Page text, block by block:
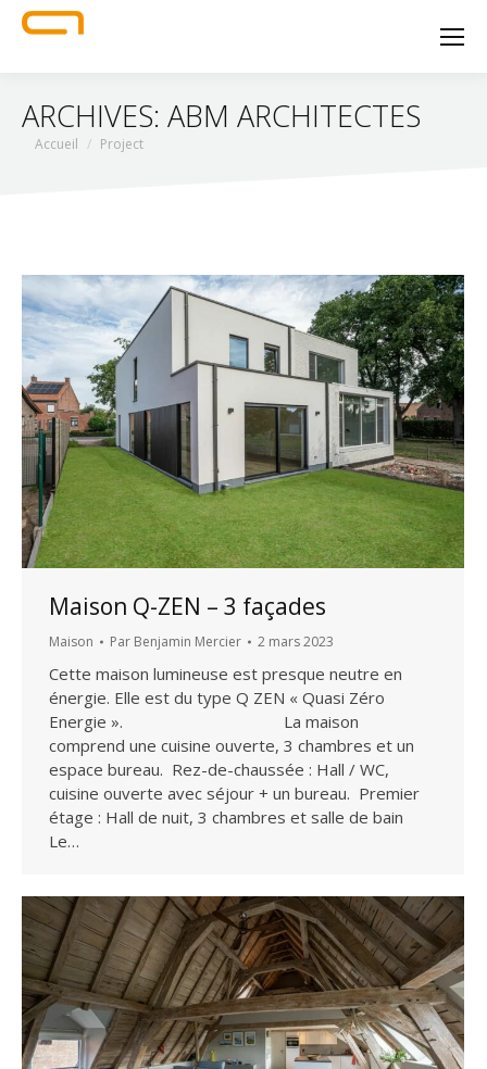
ARCHIVES: ABM ARCHITECTES
Vous êtes ici :
Accueil Project
Maison Q-ZEN – 3 façades
Maison Par Benjamin Mercier 2 mars 2023
Cette maison lumineuse est presque neutre en
énergie. Elle est du type Q ZEN « Quasi Zéro
Energie ». La maison
comprend une cuisine ouverte, 3 chambres et un
espace bureau. Rez-de-chaussée : Hall / WC,
cuisine ouverte avec séjour + un bureau. Premier
étage : Hall de nuit, 3 chambres et salle de bain
Le…